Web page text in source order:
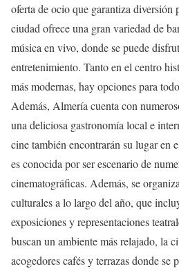
oferta de ocio que garantiza diversión
ciudad ofrece una gran variedad de
música en vivo, donde se puede
entretenimiento. Tanto en el centro
más modernas, hay opciones para
Además, Almería cuenta con
una deliciosa gastronomía local e
cine también encontrarán su lugar en
es conocida por ser escenario de
cinematográficas. Además, se
culturales a lo largo del año, que
exposiciones y representaciones
buscan un ambiente más relajado, la
acogedores cafés y terrazas donde se